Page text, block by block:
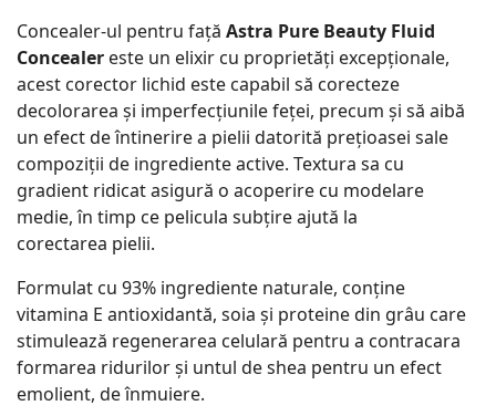
Concealer-ul pentru față Astra Pure Beauty Fluid
Concealer este un elixir cu proprietăți excepționale,
acest corector lichid este capabil să corecteze
decolorarea și imperfecțiunile feței, precum și să aibă
un efect de întinerire a pielii datorită prețioasei sale
compoziții de ingrediente active. Textura sa cu
gradient ridicat asigură o acoperire cu modelare
medie, în timp ce pelicula subțire ajută la
corectarea pielii.
Formulat cu 93% ingrediente naturale, conține
vitamina E antioxidantă, soia și proteine ​​din grâu care
stimulează regenerarea celulară pentru a contracara
formarea ridurilor și untul de shea pentru un efect
emolient, de înmuiere.